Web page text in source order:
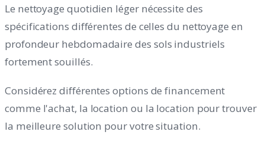
Le nettoyage quotidien léger nécessite des
spécifications différentes de celles du nettoyage en
profondeur hebdomadaire des sols industriels
fortement souillés.
Considérez différentes options de financement
comme l'achat, la location ou la location pour trouver
la meilleure solution pour votre situation.